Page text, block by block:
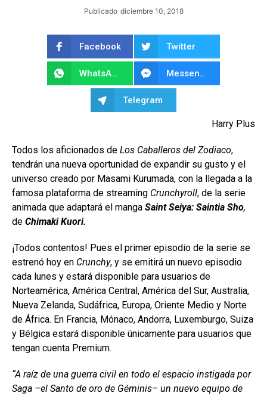
Publicado diciembre 10, 2018
Facebook Twitter
WhatsApp Messenger
Telegram
Harry Plus
Todos los aficionados de Los Caballeros del Zodiaco,
tendrán una nueva oportunidad de expandir su gusto y el
universo creado por Masami Kurumada, con la llegada a la
famosa plataforma de streaming Crunchyroll, de la serie
animada que adaptará el manga Saint Seiya: Saintia Sho,
de Chimaki Kuori.
¡Todos contentos! Pues el primer episodio de la serie se
estrenó hoy en Crunchy, y se emitirá un nuevo episodio
cada lunes y estará disponible para usuarios de
Norteamérica, América Central, América del Sur, Australia,
Nueva Zelanda, Sudáfrica, Europa, Oriente Medio y Norte
de África. En Francia, Mónaco, Andorra, Luxemburgo, Suiza
y Bélgica estará disponible únicamente para usuarios que
tengan cuenta Premium.
“A raíz de una guerra civil en todo el espacio instigada por
Saga –el Santo de oro de Géminis– un nuevo equipo de